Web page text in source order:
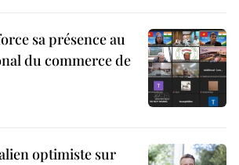
sa présence au
du commerce de
optimiste sur